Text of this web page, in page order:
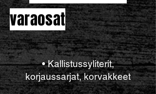
varaosat
• Kallistussyliterit,
korjaussarjat, korvakkeet